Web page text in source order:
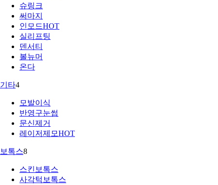
슈링크
써마지
인모드HOT
실리프팅
덴서티
볼뉴머
온다
기타4
모발이식
반영구눈썹
문신제거
레이저제모HOT
보톡스8
스킨보톡스
사각턱보톡스